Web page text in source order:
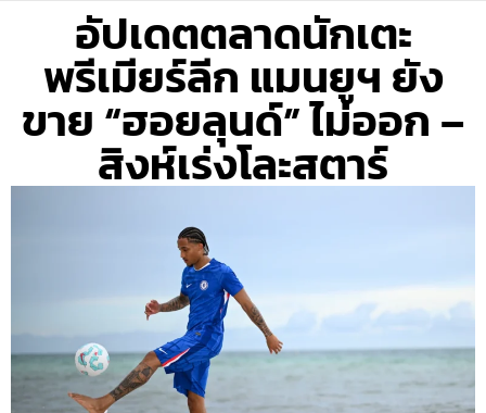
อัปเดตตลาดนักเตะ
พรีเมียร์ลีก แมนยูฯ ยัง
ขาย “ฮอยลุนด์” ไม่ออก –
สิงห์เร่งโละสตาร์